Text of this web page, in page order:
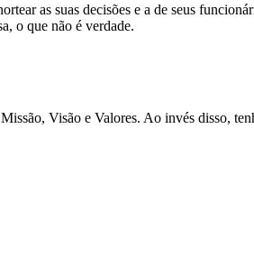
as suas decisões e a de seus
o que não é verdade.
Visão e Valores. Ao invés disso,